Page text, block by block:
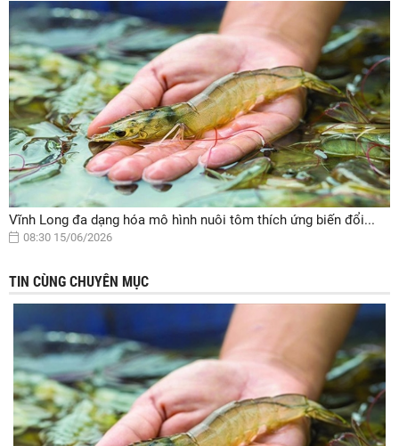
Vĩnh Long đa dạng hóa mô hình nuôi tôm thích ứng biến đổi...
08:30 15/06/2026
TIN CÙNG CHUYÊN MỤC